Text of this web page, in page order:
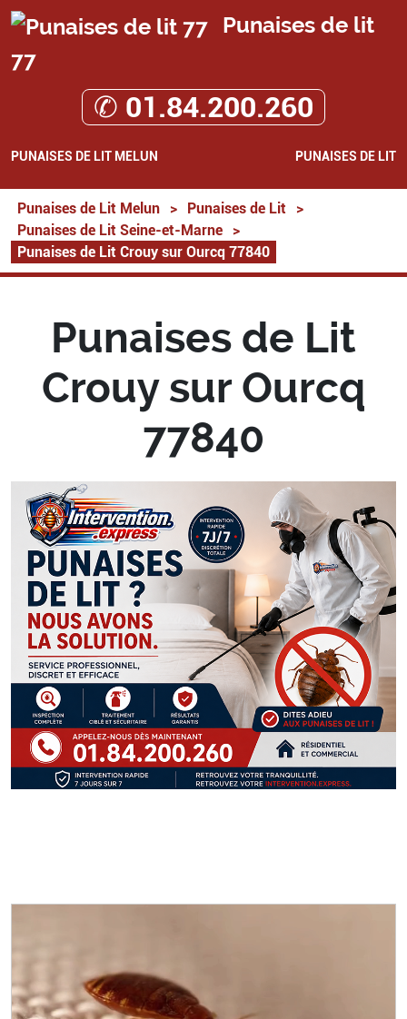
Punaises de lit
77
✆ 01.84.200.260
PUNAISES DE LIT MELUN PUNAISES DE LIT
Punaises de Lit Melun > Punaises de Lit
>
Punaises de Lit Seine-et-Marne
>
Punaises de Lit Crouy sur Ourcq 77840
Punaises de Lit
Crouy sur Ourcq
77840